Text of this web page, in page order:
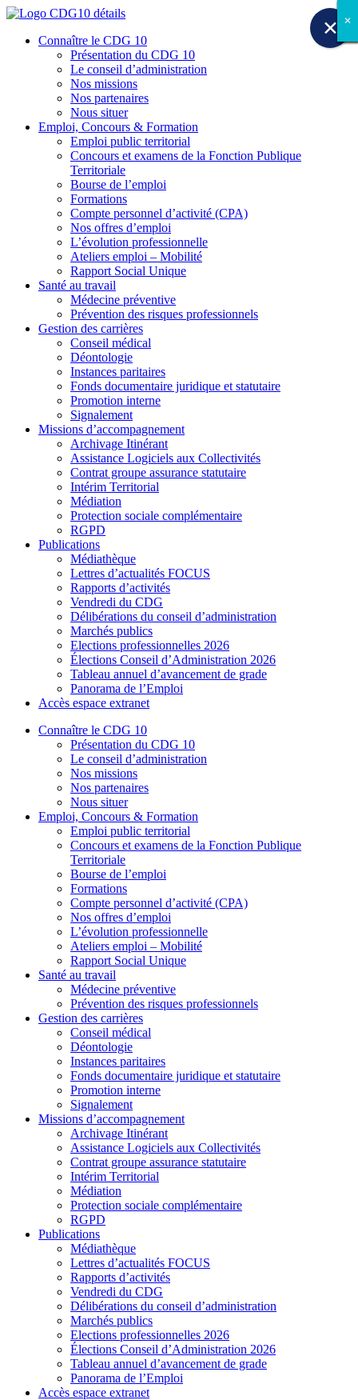
Connaître le CDG 10
Présentation du CDG 10
Le conseil d’administration
Nos missions
Nos partenaires
Nous situer
Emploi, Concours & Formation
Emploi public territorial
Concours et examens de la Fonction Publique
Territoriale
Bourse de l’emploi
Formations
Compte personnel d’activité (CPA)
Nos offres d’emploi
L’évolution professionnelle
Ateliers emploi – Mobilité
Rapport Social Unique
Santé au travail
Médecine préventive
Prévention des risques professionnels
Gestion des carrières
Conseil médical
Déontologie
Instances paritaires
Fonds documentaire juridique et statutaire
Promotion interne
Signalement
Missions d’accompagnement
Archivage Itinérant
Assistance Logiciels aux Collectivités
Contrat groupe assurance statutaire
Intérim Territorial
Médiation
Protection sociale complémentaire
RGPD
Publications
Médiathèque
Lettres d’actualités FOCUS
Rapports d’activités
Vendredi du CDG
Délibérations du conseil d’administration
Marchés publics
Elections professionnelles 2026
Élections Conseil d’Administration 2026
Tableau annuel d’avancement de grade
Panorama de l’Emploi
Accès espace extranet
Connaître le CDG 10
Présentation du CDG 10
Le conseil d’administration
Nos missions
Nos partenaires
Nous situer
Emploi, Concours & Formation
Emploi public territorial
Concours et examens de la Fonction Publique
Territoriale
Bourse de l’emploi
Formations
Compte personnel d’activité (CPA)
Nos offres d’emploi
L’évolution professionnelle
Ateliers emploi – Mobilité
Rapport Social Unique
Santé au travail
Médecine préventive
Prévention des risques professionnels
Gestion des carrières
Conseil médical
Déontologie
Instances paritaires
Fonds documentaire juridique et statutaire
Promotion interne
Signalement
Missions d’accompagnement
Archivage Itinérant
Assistance Logiciels aux Collectivités
Contrat groupe assurance statutaire
Intérim Territorial
Médiation
Protection sociale complémentaire
RGPD
Publications
Médiathèque
Lettres d’actualités FOCUS
Rapports d’activités
Vendredi du CDG
Délibérations du conseil d’administration
Marchés publics
Elections professionnelles 2026
Élections Conseil d’Administration 2026
Tableau annuel d’avancement de grade
Panorama de l’Emploi
Accès espace extranet
✕ ✕
✕
✕
✕
✕
✕
✕
✕